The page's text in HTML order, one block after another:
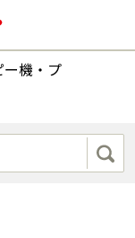
機・プ